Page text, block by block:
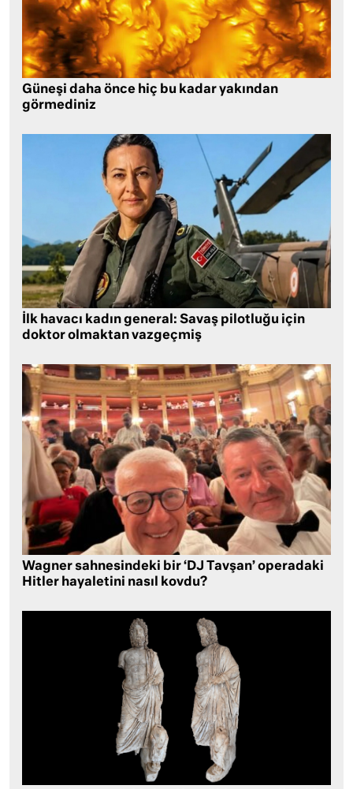
Güneşi daha önce hiç bu kadar yakından
görmediniz
İlk havacı kadın general: Savaş pilotluğu için
doktor olmaktan vazgeçmiş
Wagner sahnesindeki bir ‘DJ Tavşan’ operadaki
Hitler hayaletini nasıl kovdu?